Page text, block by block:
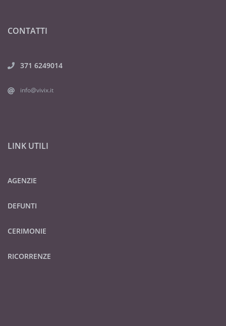
CONTATTI
371 6249014
info@vivix.it
LINK UTILI
AGENZIE
DEFUNTI
CERIMONIE
RICORRENZE